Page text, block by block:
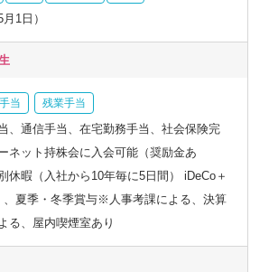
1日）
当 残業手当
、通信手当、在宅勤務手当、社会保険完
ネット持株会に入会可能（奨励金あ
休暇（入社から10年毎に5日間） iDeCo＋
、夏季・冬季賞与※人事考課による、決算
る、屋内喫煙室あり